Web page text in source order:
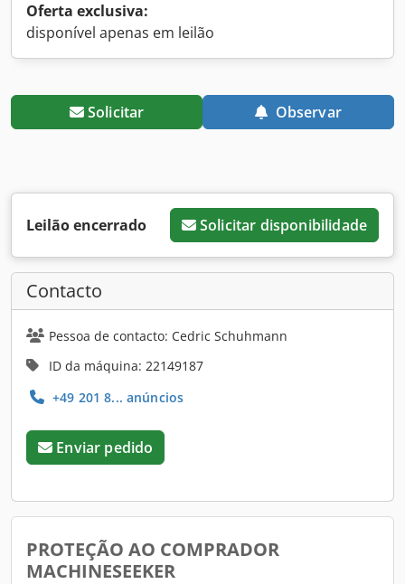
Oferta exclusiva:
disponível apenas em leilão
Solicitar Observar
Leilão encerrado Solicitar disponibilidade
Contacto
Pessoa de contacto: Cedric Schuhmann
ID da máquina: 22149187
+49 201 8... anúncios
Enviar pedido
PROTEÇÃO AO COMPRADOR
MACHINESEEKER